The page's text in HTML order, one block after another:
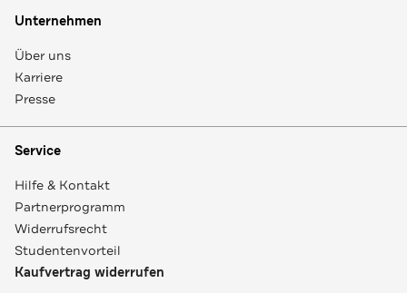
Unternehmen
Über uns
Karriere
Presse
Service
Hilfe & Kontakt
Partnerprogramm
Widerrufsrecht
Studentenvorteil
Kaufvertrag widerrufen